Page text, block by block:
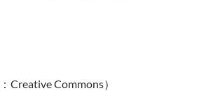
Creative Commons）